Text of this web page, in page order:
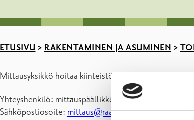
ETUSIVU > RAKENTAMINEN JA ASUMINEN >
Mittausyksikkö hoitaa kiinteistönmuodostustehtävät
Yhteyshenkilö: mittauspäällikkö Roger Nyberg, puh.
Sähköpostiosoite: mittaus@raasepori.fi.